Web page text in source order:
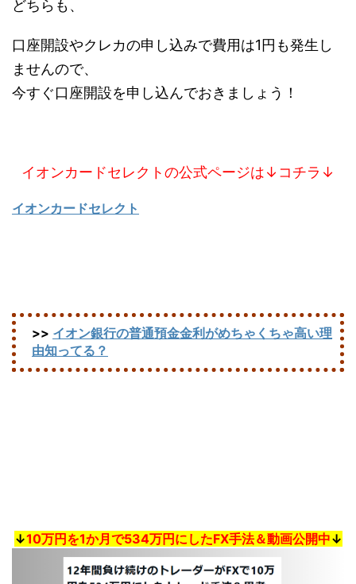
どちらも、
口座開設やクレカの申し込みで費用は1円も発生し
ませんので、
今すぐ口座開設を申し込んでおきましょう！
イオンカードセレクトの公式ページは↓コチラ↓
イオンカードセレクト
>> イオン銀行の普通預金金利がめちゃくちゃ高い理
由知ってる？
↓10万円を1か月で534万円にしたFX手法＆動画公開中↓